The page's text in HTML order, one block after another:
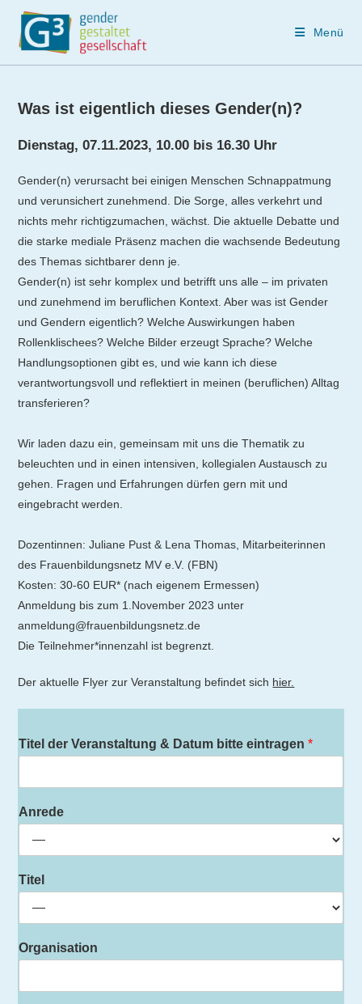
springen
Menü
Was ist eigentlich dieses Gender(n)?
Dienstag, 07.11.2023, 10.00 bis 16.30 Uhr
Gender(n) verursacht bei einigen Menschen Schnappatmung
und verunsichert zunehmend. Die Sorge, alles verkehrt und
nichts mehr richtigzumachen, wächst. Die aktuelle Debatte und
die starke mediale Präsenz machen die wachsende Bedeutung
des Themas sichtbarer denn je.
Gender(n) ist sehr komplex und betrifft uns alle – im privaten
und zunehmend im beruflichen Kontext. Aber was ist Gender
und Gendern eigentlich? Welche Auswirkungen haben
Rollenklischees? Welche Bilder erzeugt Sprache? Welche
Handlungsoptionen gibt es, und wie kann ich diese
verantwortungsvoll und reflektiert in meinen (beruflichen) Alltag
transferieren?
Wir laden dazu ein, gemeinsam mit uns die Thematik zu
beleuchten und in einen intensiven, kollegialen Austausch zu
gehen. Fragen und Erfahrungen dürfen gern mit und
eingebracht werden.
Dozentinnen: Juliane Pust & Lena Thomas, Mitarbeiterinnen
des Frauenbildungsnetz MV e.V. (FBN)
Kosten: 30-60 EUR* (nach eigenem Ermessen)
Anmeldung bis zum 1.November 2023 unter
anmeldung@frauenbildungsnetz.de
Die Teilnehmer*innenzahl ist begrenzt.
Der aktuelle Flyer zur Veranstaltung befindet sich hier.
Titel der Veranstaltung & Datum bitte eintragen*
Anrede
Titel
Organisation